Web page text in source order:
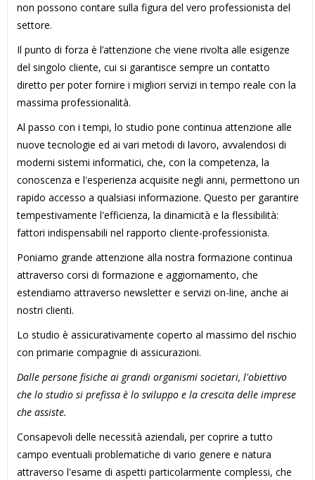
non possono contare sulla figura del vero professionista del
settore.
Il punto di forza è l’attenzione che viene rivolta alle esigenze
del singolo cliente, cui si garantisce sempre un contatto
diretto per poter fornire i migliori servizi in tempo reale con la
massima professionalità.
Al passo con i tempi, lo studio pone continua attenzione alle
nuove tecnologie ed ai vari metodi di lavoro, avvalendosi di
moderni sistemi informatici, che, con la competenza, la
conoscenza e l'esperienza acquisite negli anni, permettono un
rapido accesso a qualsiasi informazione. Questo per garantire
tempestivamente l'efficienza, la dinamicità e la flessibilità:
fattori indispensabili nel rapporto cliente-professionista.
Poniamo grande attenzione alla nostra formazione continua
attraverso corsi di formazione e aggiornamento, che
estendiamo attraverso newsletter e servizi on-line, anche ai
nostri clienti.
Lo studio è assicurativamente coperto al massimo del rischio
con primarie compagnie di assicurazioni.
Dalle persone fisiche ai grandi organismi societari, l'obiettivo
che lo studio si prefissa è lo sviluppo e la crescita delle imprese
che assiste.
Consapevoli delle necessità aziendali, per coprire a tutto
campo eventuali problematiche di vario genere e natura
attraverso l'esame di aspetti particolarmente complessi, che